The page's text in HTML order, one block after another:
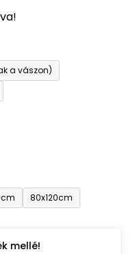
a vászon)
80x120cm
mellé!